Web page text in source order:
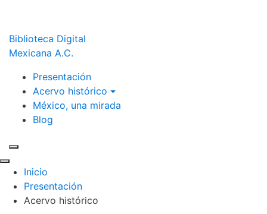
Biblioteca Digital
Mexicana A.C.
Presentación
Acervo histórico
México, una mirada
Blog
Inicio
Presentación
Acervo histórico